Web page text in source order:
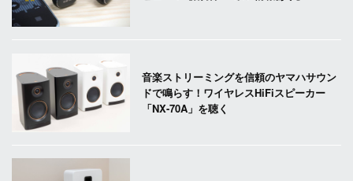
音楽ストリーミングを信頼のヤマハサウン
ドで鳴らす！ワイヤレスHiFiスピーカー
「NX-70A」を聴く